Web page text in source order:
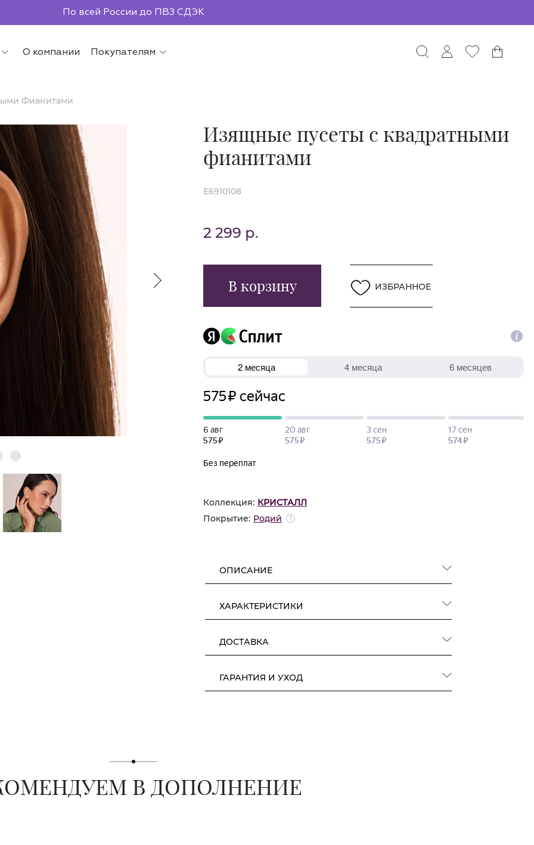
По всей России до ПВЗ СДЭК
О компании Покупателям
Фианитами
Изящные пусеты с квадратными
фианитами
E6910108
2 299 р.
В корзину ИЗБРАННОЕ
Коллекция: КРИСТАЛЛ
Покрытие: Родий
ОПИСАНИЕ
ХАРАКТЕРИСТИКИ
ДОСТАВКА
ГАРАНТИЯ И УХОД
В ДОПОЛНЕНИЕ